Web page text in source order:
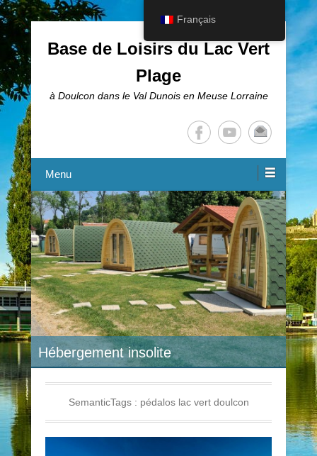
Base de Loisirs du Lac Vert
Plage
à Doulcon dans le Val Dunois en Meuse Lorraine
Menu
Hébergement insolite
SemanticTags : pédalos lac vert doulcon
Français